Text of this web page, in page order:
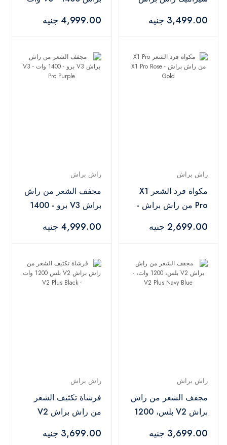
Rose Gold
3,499.00 جنيه 4,999.00 جنيه
راش براش
مكواة فرد الشعر X1
Pro من راش براش -
2,699.00 جنيه
راش براش
مجفف الشعر من راش
براش V3 برو - 1400
4,999.00 جنيه
راش براش
مجفف الشعر من راش
براش V2 بلس، 1200
Blue
3,699.00 جنيه
راش براش
فرشاة تكثيف الشعر
من راش براش V2
Plus Black
3,699.00 جنيه